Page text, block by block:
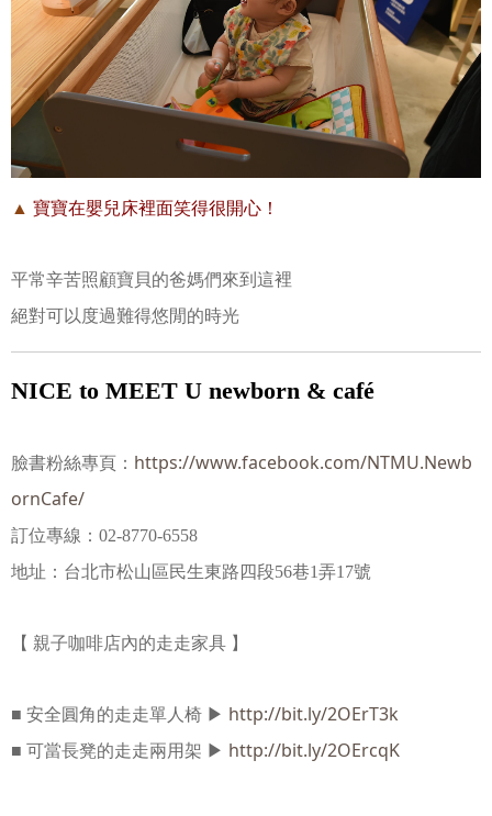
▲ 寶寶在嬰兒床裡面笑得很開心！
平常辛苦照顧寶貝的爸媽們來到這裡
絕對可以度過難得悠閒的時光
NICE to MEET U newborn & café
臉書粉絲專頁： https://www.facebook.com/NTMU.Newb
ornCafe/
訂位專線：02-8770-6558
地址：台北市松山區民生東路四段56巷1弄17號
【 親子咖啡店內的走走家具 】
■ 安全圓角的走走單人椅 ▶ http://bit.ly/2OErT3k
■ 可當長凳的走走兩用架 ▶ http://bit.ly/2OErcqK